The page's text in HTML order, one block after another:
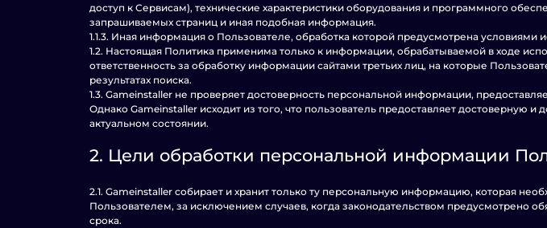
доступ к Сервисам), технические характеристики оборудования и программного
запрашиваемых страниц и иная подобная информация.
1.1.3. Иная информация о Пользователе, обработка которой предусмотрена условиями
1.2. Настоящая Политика применима только к информации, обрабатываемой в ходе
ответственность за обработку информации сайтами третьих лиц, на которые
результатах поиска.
1.3. Gameinstaller не проверяет достоверность персональной информации,
Однако Gameinstaller исходит из того, что пользователь предоставляет
актуальном состоянии.
2. Цели обработки персональной информации
2.1. Gameinstaller собирает и хранит только ту персональную информацию, которая
Пользователем, за исключением случаев, когда законодательством предусмотрено
срока.